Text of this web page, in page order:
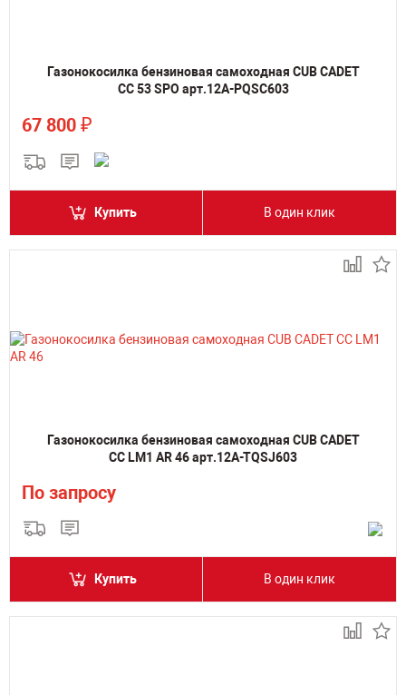
Газонокосилка бензиновая самоходная CUB CADET
CC 53 SPO арт.12A-PQSC603
67 800 ₽
Купить В один клик
Газонокосилка бензиновая самоходная CUB CADET
CC LM1 AR 46 арт.12A-TQSJ603
По запросу
Купить В один клик